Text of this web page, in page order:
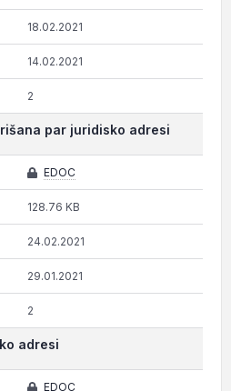
18.02.2021
14.02.2021
2
par juridisko adresi
EDOC
128.76 KB
24.02.2021
29.01.2021
2
adresi
EDOC